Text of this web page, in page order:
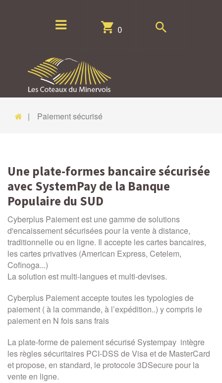
0
Paiement sécurisé
Une plate-formes bancaire sécurisée
avec SystemPay de la Banque
Populaire du SUD
Cyberplus Paiement est une gamme de solutions
d'encaissement sécurisées pour la vente à distance,
traditionnelle ou en ligne. Il accepte les cartes bancaires,
les cartes privatives (American Express, Cetelem,
Cofinoga...)
La solution est multi-langues et multi-devises.
Cyberplus Paiement accepte toutes les typologies de
paiement ( à la commande, à l’expédition..) y compris le
paiement en N fois sans frais
La plate-forme de paiement sécurisé Systempay intègre
les règles sécuritaires PCI-DSS de Visa et de MasterCard
et propose, en standard, le protocole 3DSecure pour la
vente en ligne.